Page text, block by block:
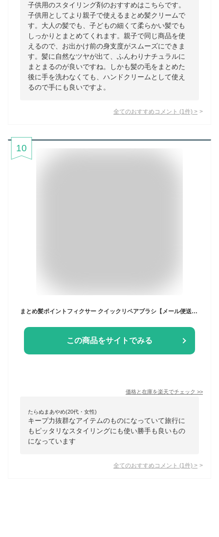
子供用のスタイリング剤のおすすめはこちらです。
子供用としてより親子で使えるまとめ髪クリームで
す。大人の髪でも、子どもの細くて柔らかい髪でも
しっかりとまとめてくれます。親子で同じ商品を使
えるので、お出かけ前の身支度がスムーズにできま
す。髪に自然なツヤが出て、ふんわりナチュラルに
まとまるのが良いですね。しかも髪の毛をまとめた
後に手を洗わなくても、ハンドクリームとして使え
るので手にも良いですよ。
全てのおすすめコメント (1 件) >
10
まとめ髪ポイントフィクサー クイックリペアブラシ【メール便送料無料】QUICK REPAIR BRUSHヘアスタイリング剤 髪の毛 あほ毛 おくれ毛 前髪 ヘアスタイル ヘアキープ ナチュラル仕上がり 時短 簡単 速乾 持ち運び マスカラ型 ∀
この商品をサイトでみる
価格と在庫を楽天でチェック >>
たらぬまあやめ(20代・女性)
キープ力抜群なアイテムのものになっていて旅行に
もピッタリなスタイリングにも使い勝手も良いもの
になっています
全てのおすすめコメント (1 件) >